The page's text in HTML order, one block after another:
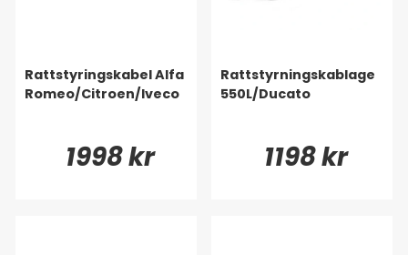
Rattstyringskabel Alfa
Romeo/Citroen/Iveco
1998 kr
Rattstyrningskablage
550L/Ducato
1198 kr